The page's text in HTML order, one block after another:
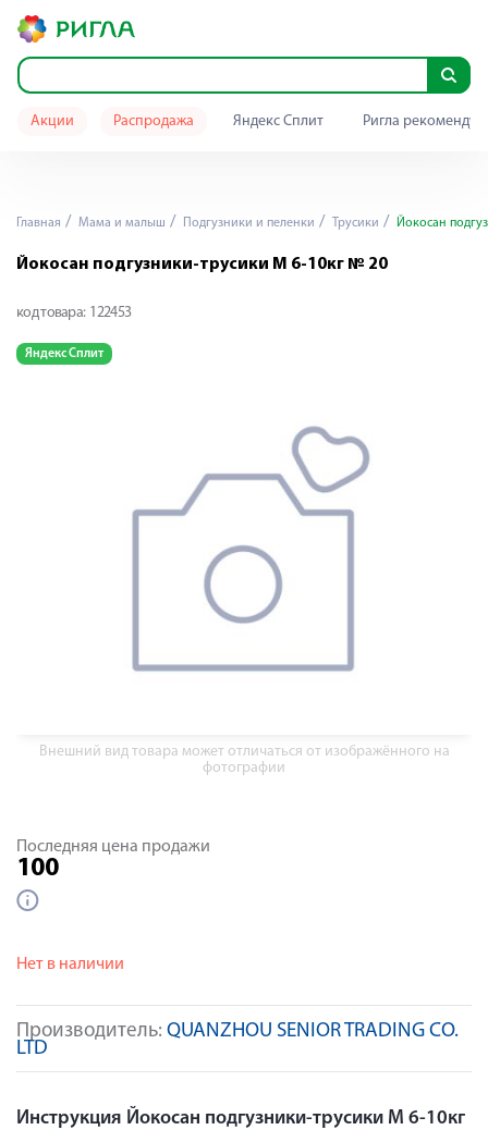
Акции Распродажа Яндекс Сплит Ригла
Главная Мама и малыш Подгузники и пеленки Трусики Йокосан
Йокосан подгузники-трусики М 6-10кг № 20
код товара: 122453
Яндекс Сплит
Внешний вид товара может отличаться от изображённого на
фотографии
Производитель: QUANZHOU SENIOR TRADING CO.
LTD
Последняя цена продажи
100
Нет в наличии
Инструкция Йокосан подгузники-трусики М 6-10кг